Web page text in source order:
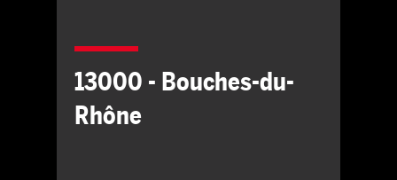
13000 - Bouches-du-
Rhône